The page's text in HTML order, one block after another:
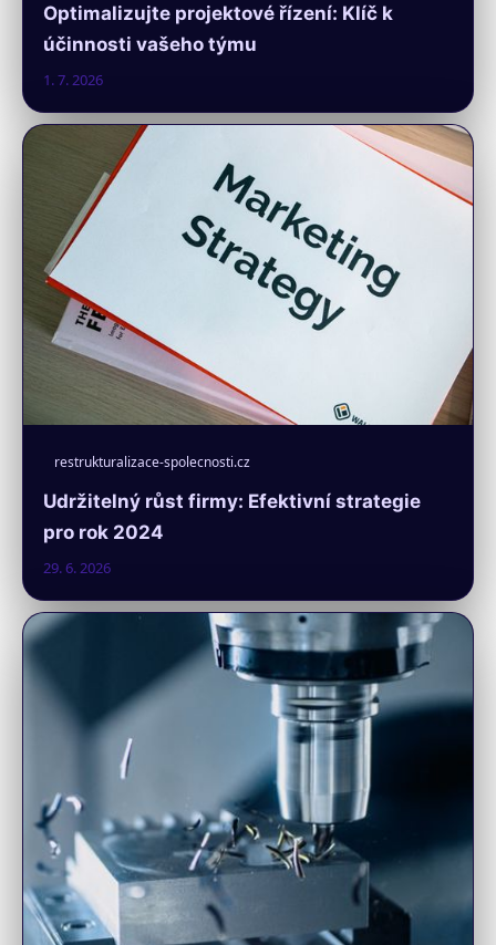
Optimalizujte projektové řízení: Klíč k
účinnosti vašeho týmu
1. 7. 2026
restrukturalizace-spolecnosti.cz
Udržitelný růst firmy: Efektivní strategie
pro rok 2024
29. 6. 2026